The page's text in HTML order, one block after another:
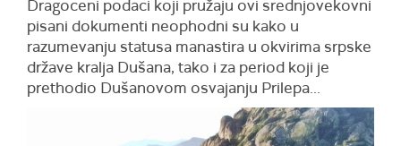
Dragoceni podaci koji pružaju ovi srednjovekovni
pisani dokumenti neophodni su kako u
razumevanju statusa manastira u okvirima srpske
države kralja Dušana, tako i za period koji je
prethodio Dušanovom osvajanju Prilepa...